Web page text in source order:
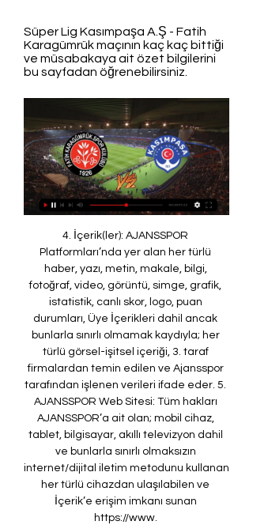
Süper Lig Kasımpaşa A.Ş - Fatih
Karagümrük maçının kaç kaç bittiği
ve müsabakaya ait özet bilgilerini
bu sayfadan öğrenebilirsiniz.
4. İçerik(ler): AJANSSPOR
Platformları’nda yer alan her türlü
haber, yazı, metin, makale, bilgi,
fotoğraf, video, görüntü, simge, grafik,
istatistik, canlı skor, logo, puan
durumları, Üye İçerikleri dahil ancak
bunlarla sınırlı olmamak kaydıyla; her
türlü görsel-işitsel içeriği, 3. taraf
firmalardan temin edilen ve Ajansspor
tarafından işlenen verileri ifade eder. 5.
AJANSSPOR Web Sitesi: Tüm hakları
AJANSSPOR’a ait olan; mobil cihaz,
tablet, bilgisayar, akıllı televizyon dahil
ve bunlarla sınırlı olmaksızın
internet/dijital iletim metodunu kullanan
her türlü cihazdan ulaşılabilen ve
İçerik’e erişim imkanı sunan
https://www.